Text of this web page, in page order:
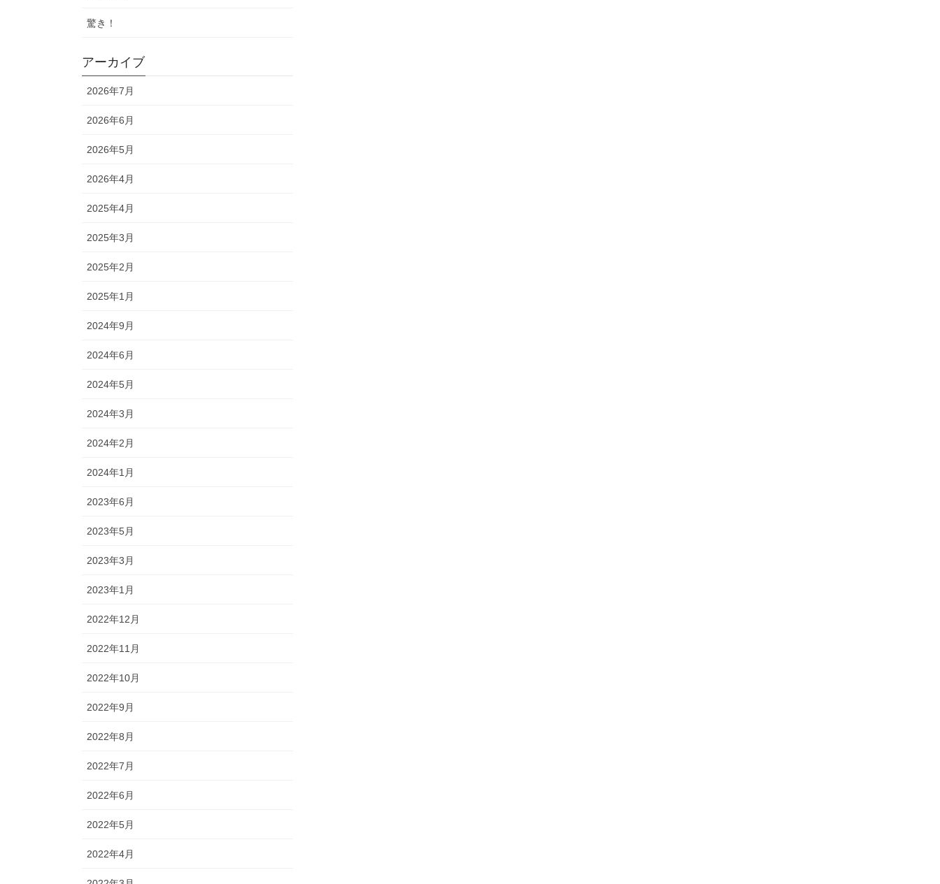
驚き！
アーカイブ
2026年7月
2026年6月
2026年5月
2026年4月
2025年4月
2025年3月
2025年2月
2025年1月
2024年9月
2024年6月
2024年5月
2024年3月
2024年2月
2024年1月
2023年6月
2023年5月
2023年3月
2023年1月
2022年12月
2022年11月
2022年10月
2022年9月
2022年8月
2022年7月
2022年6月
2022年5月
2022年4月